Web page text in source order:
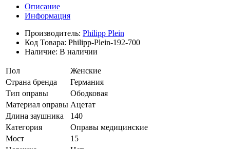
Описание
Информация
Производитель: Philipp Plein
Код Товара: Philipp-Plein-192-700
Наличие: В наличии
Пол
Женские
Страна бренда
Германия
Тип оправы
Ободковая
Материал оправы Ацетат
Длина заушника
140
Категория
Оправы медицинские
Мост
15